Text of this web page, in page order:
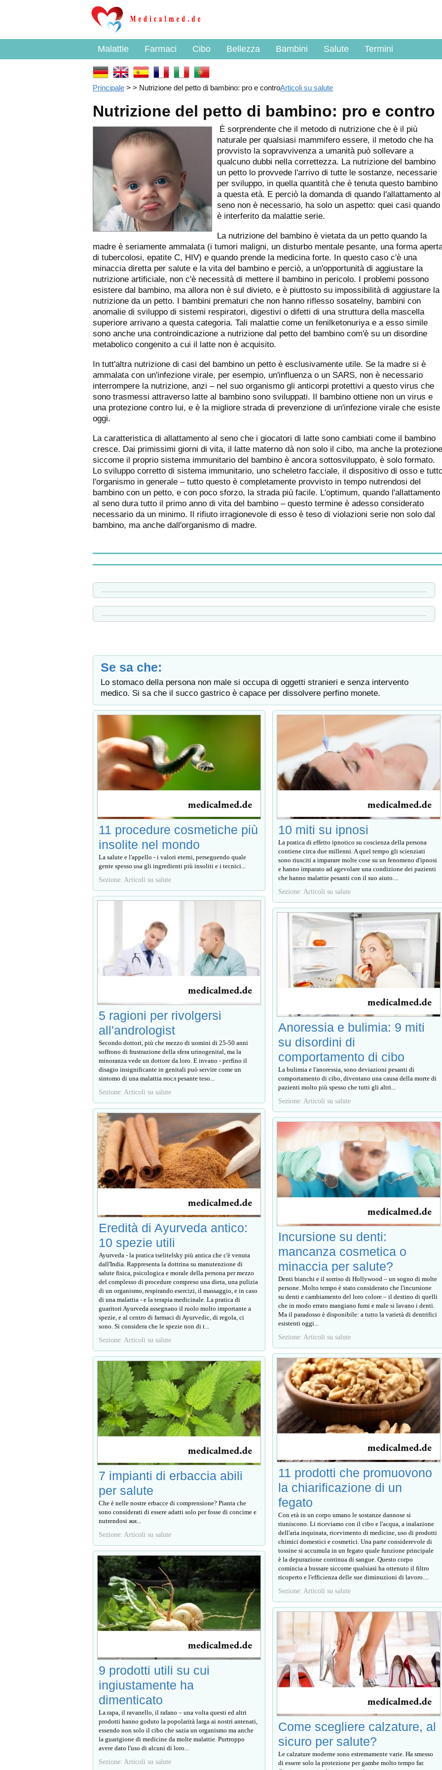
Malattie Farmaci Cibo Bellezza Bambini Salute Termini
Principale > > Nutrizione del petto di bambino: pro e controArticoli su salute
Nutrizione del petto di bambino: pro e contro
È sorprendente che il metodo di nutrizione che è il più
naturale per qualsiasi mammifero essere, il metodo che ha
provvisto la sopravvivenza a umanità può sollevare a
qualcuno dubbi nella correttezza. La nutrizione del bambino
un petto lo provvede l'arrivo di tutte le sostanze, necessarie
per sviluppo, in quella quantità che è tenuta questo bambino
a questa età. E perciò la domanda di quando l'allattamento al
seno non è necessario, ha solo un aspetto: quei casi quando
è interferito da malattie serie.
La nutrizione del bambino è vietata da un petto quando la
madre è seriamente ammalata (i tumori maligni, un disturbo mentale pesante, una forma
di tubercolosi, epatite C, HIV) e quando prende la medicina forte. In questo caso c'è una
minaccia diretta per salute e la vita del bambino e perciò, a un'opportunità di aggiustare la
nutrizione artificiale, non c'è necessità di mettere il bambino in pericolo. I problemi possono
esistere dal bambino, ma allora non è sul divieto, e è piuttosto su impossibilità di aggiustare la
nutrizione da un petto. I bambini prematuri che non hanno riflesso sosatelny, bambini con
anomalie di sviluppo di sistemi respiratori, digestivi o difetti di una struttura della mascella
superiore arrivano a questa categoria. Tali malattie come un fenilketonuriya e a esso simile
sono anche una controindicazione a nutrizione dal petto del bambino com'è su un disordine
metabolico congenito a cui il latte non è acquisito.
In tutt'altra nutrizione di casi del bambino un petto è esclusivamente utile. Se la madre si è
ammalata con un'infezione virale, per esempio, un'influenza o un SARS, non è necessario
interrompere la nutrizione, anzi – nel suo organismo gli anticorpi protettivi a questo virus che
sono trasmessi attraverso latte al bambino sono sviluppati. Il bambino ottiene non un virus e
una protezione contro lui, e è la migliore strada di prevenzione di un'infezione virale che esiste
oggi.
La caratteristica di allattamento al seno che i giocatori di latte sono cambiati come il bambino
cresce. Dai primissimi giorni di vita, il latte materno dà non solo il cibo, ma anche la protezione
siccome il proprio sistema immunitario del bambino è ancora sottosviluppato, è solo formato.
Lo sviluppo corretto di sistema immunitario, uno scheletro facciale, il dispositivo di osso e
l'organismo in generale – tutto questo è completamente provvisto in tempo nutrendosi del
bambino con un petto, e con poco sforzo, la strada più facile. L'optimum, quando l'allattamento
al seno dura tutto il primo anno di vita del bambino – questo termine è adesso considerato
necessario da un minimo. Il rifiuto irragionevole di esso è teso di violazioni serie non solo dal
bambino, ma anche dall'organismo di madre.
Se sa che:
Lo stomaco della persona non male si occupa di oggetti stranieri e senza intervento
medico. Si sa che il succo gastrico è capace per dissolvere perfino monete.
11 procedure cosmetiche più
insolite nel mondo
La salute e l'appello - i valori eterni, perseguendo quale
gente spesso usa gli ingredienti più insoliti e i tecnici...
Sezione: Articoli su salute
5 ragioni per rivolgersi
all'andrologist
Secondo dottori, più che mezzo di uomini di 25-50 anni
soffrono di frustrazione della sfera urinogenital, ma la
minoranza vede un dottore da loro. E invano - perfino il
disagio insignificante in genitali può servire come un
sintomo di una malattia посл pesante teso...
Sezione: Articoli su salute
Eredità di Ayurveda antico:
10 spezie utili
Ayurveda - la pratica tselitelsky più antica che c'è venuta
dall'India. Rappresenta la dottrina su manutenzione di
salute fisica, psicologica e morale della persona per mezzo
del complesso di procedure compreso una dieta, una pulizia
di un organismo, respirando esercizi, il massaggio, e in caso
di una malattia - e la terapia medicinale. La pratica di
guaritori Ayurveda assegnano il ruolo molto importante a
spezie, e al centro di farmaci di Ayurvedic, di regola, ci
sono. Si considera che le spezie non di t...
Sezione: Articoli su salute
7 impianti di erbaccia abili
per salute
Che è nelle nostre erbacce di comprensione? Pianta che
sono considerati di essere adatti solo per fosse di concime e
nutrendosi жи...
Sezione: Articoli su salute
9 prodotti utili su cui
ingiustamente ha
dimenticato
La rapa, il ravanello, il rafano – una volta questi ed altri
prodotti hanno goduto la popolarità larga ai nostri antenati,
essendo non solo il cibo che sazia un organismo ma anche
la guarigione di medicine da molte malattie. Purtroppo
avere dato l'uso di alcuni di loro...
Sezione: Articoli su salute
10 miti su ipnosi
La pratica di effetto ipnotico su coscienza della persona
contiene circa due millenni. A quel tempo gli scienziati
sono riusciti a imparare molte cose su un fenomeno d'ipnosi
e hanno imparato ad agevolare una condizione dei pazienti
che hanno malattie pesanti con il suo aiuto....
Sezione: Articoli su salute
Anoressia e bulimia: 9 miti
su disordini di
comportamento di cibo
La bulimia e l'anoressia, sono deviazioni pesanti di
comportamento di cibo, diventano una causa della morte di
pazienti molto più spesso che tutti gli altri...
Sezione: Articoli su salute
Incursione su denti:
mancanza cosmetica o
minaccia per salute?
Denti bianchi e il sorriso di Hollywood – un sogno di molte
persone. Molto tempo è stato considerato che l'incursione
su denti e cambiamento del loro colore – il destino di quelli
che in modo errato mangiano fumi e male si lavano i denti.
Ma il paradosso è disponibile: a tutto la varietà di dentrifici
esistenti oggi...
Sezione: Articoli su salute
11 prodotti che promuovono
la chiarificazione di un
fegato
Con età in un corpo umano le sostanze dannose si
riuniscono. Li riceviamo con il cibo e l'acqua, a inalazione
dell'aria inquinata, ricevimento di medicine, uso di prodotti
chimici domestici e cosmetici. Una parte considerevole di
tossine si accumula in un fegato quale funzione principale
è la depurazione continua di sangue. Questo corpo
comincia a bussare siccome qualsiasi ha ottenuto il filtro
ricoperto e l'efficienza delle sue diminuzioni di lavoro....
Sezione: Articoli su salute
Come scegliere calzature, al
sicuro per salute?
Le calzature moderne sono estremamente varie. Ha smesso
di essere solo la protezione per gambe molto tempo far.